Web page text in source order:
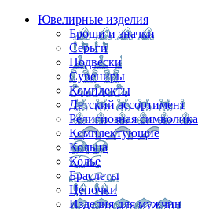
Ювелирные изделия
Броши и значки
Серьги
Подвески
Сувениры
Комплекты
Детский ассортимент
Религиозная символика
Комплектующие
Кольца
Колье
Браслеты
Цепочки
Изделия для мужчин